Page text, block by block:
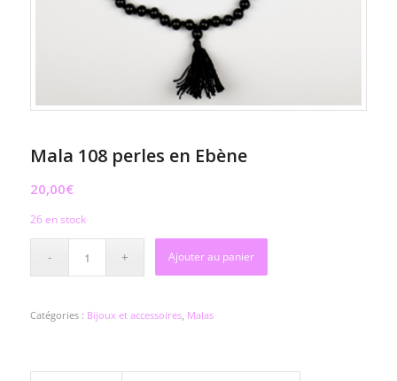
Mala 108 perles en Ebène
20,00€
26 en stock
Ajouter au panier
Catégories : Bijoux et accessoires, Malas